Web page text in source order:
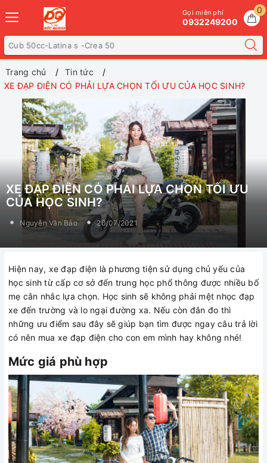
0
Gọi miễn phí
0932249200
Trang chủ
Tin tức
XE ĐẠP ĐIỆN CÓ PHẢI LỰA CHỌN TỐI ƯU CỦA HỌC SINH?
XE ĐẠP ĐIỆN CÓ PHẢI LỰA CHỌN TỐI ƯU
CỦA HỌC SINH?
Nguyễn Văn Bảo 20/07/2021
Hiện nay, xe đạp điện là phương tiện sử dụng chủ yếu của
học sinh từ cấp cơ sở đến trung học phổ thông được nhiều bố
mẹ cân nhắc lựa chọn. Học sinh sẽ không phải mệt nhọc đạp
xe đến trường và lo ngại đường xa. Nếu còn đắn đo thì
những ưu điểm sau đây sẽ giúp bạn tìm được ngay câu trả lời
có nên mua xe đạp điện cho con em mình hay không nhé!
Mức giá phù hợp